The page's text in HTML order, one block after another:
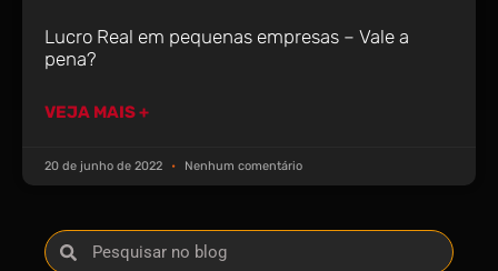
Lucro Real em pequenas empresas – Vale a
pena?
VEJA MAIS +
20 de junho de 2022 Nenhum comentário